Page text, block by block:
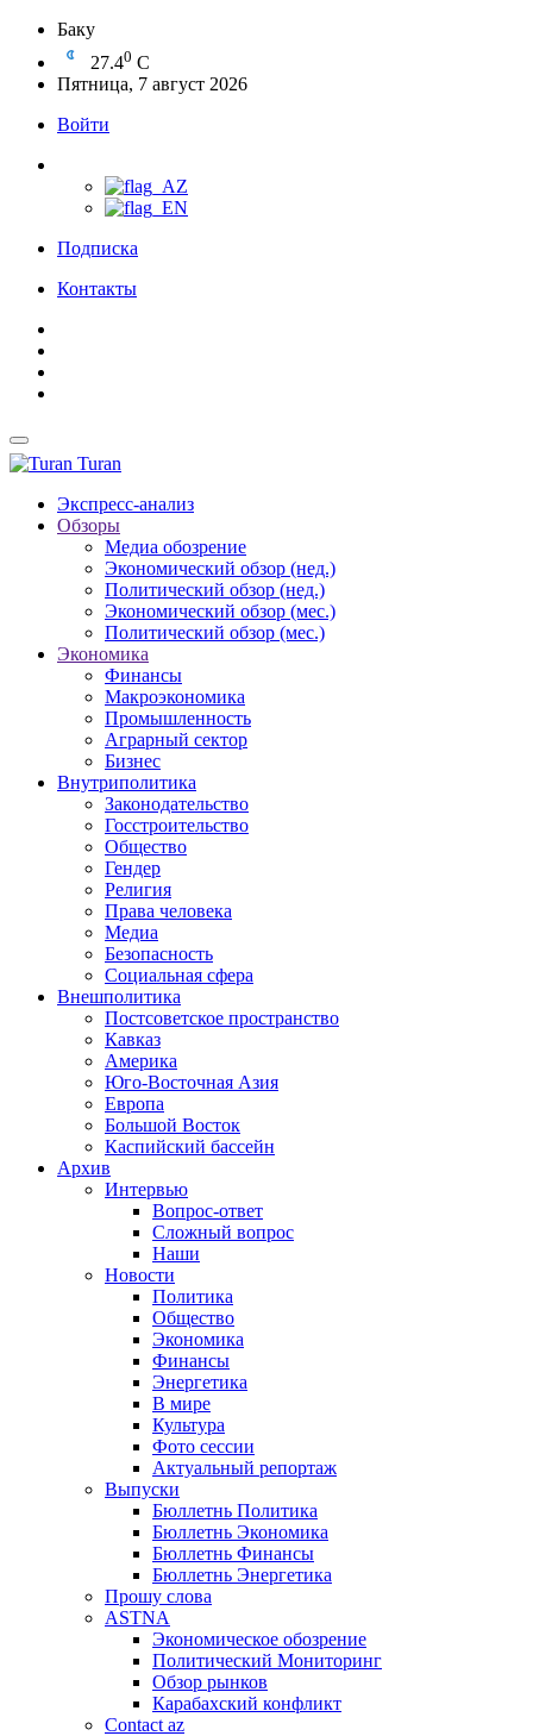
Баку
27.40 C
Пятница, 7 август 2026
Войти
Подписка
Контакты
Turan
Экспресс-анализ
Обзоры
Медиа обозрение
Экономический обзор (нед.)
Политический обзор (нед.)
Экономический обзор (мес.)
Политический обзор (мес.)
Экономика
Финансы
Макроэкономика
Промышленность
Аграрный сектор
Бизнес
Внутриполитика
Законодательство
Госстроительство
Общество
Гендер
Религия
Права человека
Медиа
Безопасность
Социальная сфера
Внешполитика
Постсоветское пространство
Кавказ
Америка
Юго-Восточная Азия
Европа
Большой Восток
Каспийский бассейн
Архив
Интервью
Вопрос-ответ
Сложный вопрос
Наши
Новости
Политика
Общество
Экономика
Финансы
Энергетика
В мире
Культура
Фото сессии
Актуальный репортаж
Выпуски
Бюллетнь Политика
Бюллетнь Экономика
Бюллетнь Финансы
Бюллетнь Энергетика
Прошу слова
ASTNA
Экономическое обозрение
Политический Мониторинг
Обзор рынков
Карабахский конфликт
Contact az